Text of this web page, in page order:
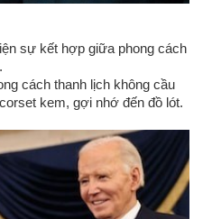
sự kết hợp giữa phong cách
cách thanh lịch không cầu
kem, gợi nhớ đến đồ lót.